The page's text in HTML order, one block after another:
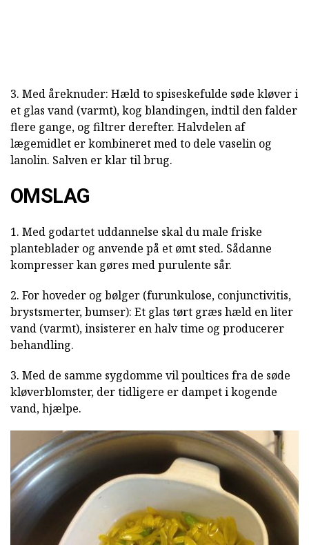
3. Med åreknuder: Hæld to spiseskefulde søde kløver i
et glas vand (varmt), kog blandingen, indtil den falder
flere gange, og filtrer derefter. Halvdelen af
lægemidlet er kombineret med to dele vaselin og
lanolin. Salven er klar til brug.
OMSLAG
1. Med godartet uddannelse skal du male friske
planteblader og anvende på et ømt sted. Sådanne
kompresser kan gøres med purulente sår.
2. For hoveder og bølger (furunkulose, conjunctivitis,
brystsmerter, bumser): Et glas tørt græs hæld en liter
vand (varmt), insisterer en halv time og producerer
behandling.
3. Med de samme sygdomme vil poultices fra de søde
kløverblomster, der tidligere er dampet i kogende
vand, hjælpe.